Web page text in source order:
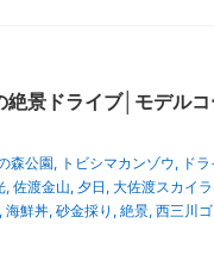
絶景ドライブ│モデル
森公園, トビシマカンゾウ, ド
, 佐渡金山, 夕日 , 大佐渡スカイ
, 海鮮丼, 砂金採り , 絶景, 西三川